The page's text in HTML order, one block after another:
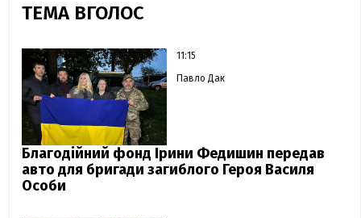
ТЕМА ВГОЛОС
11:15
Павло Дак
Благодійний фонд Ірини Федишин передав
авто для бригади загиблого Героя Василя
Особи